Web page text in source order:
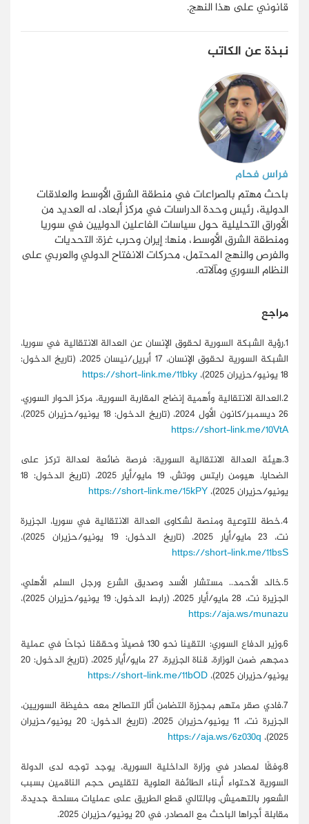
قانوني على هذا النهج.
نبذة عن الكاتب
فراس فحام
باحث مهتم بالصراعات في منطقة الشرق الأوسط والعلاقات
الدولية، رئيس وحدة الدراسات في مركز أبعاد، له العديد من
الأوراق التحليلية حول سياسات الفاعلين الدوليين في سوريا
ومنطقة الشرق الأوسط، منها: إيران وحرب غزة: التحديات
والفرص والنهج المحتمل، محركات الانفتاح الدولي والعربي على
النظام السوري ومآلاته.
مراجع
1.رؤية الشبكة السورية لحقوق الإنسان عن العدالة الانتقالية في سوريا،
الشبكة السورية لحقوق الإنسان، 17 أبريل/نيسان 2025، (تاريخ الدخول:
18 يونيو/حزيران 2025)،
https://short-link.me/11bky
2.العدالة الانتقالية وأهمية إنضاج المقاربة السورية، مركز الحوار السوري،
26 ديسمبر/كانون الأول 2024، (تاريخ الدخول: 18 يونيو/حزيران 2025)،
https://short-link.me/10VtA
3.هيئة العدالة الانتقالية السورية: فرصة ضائعة لعدالة تركز على
الضحايا، هيومن رايتس ووتش، 19 مايو/أيار 2025، (تاريخ الدخول: 18
يونيو/حزيران 2025)،
https://short-link.me/15kPY
4.خطة للتوعية ومنصة لشكاوى العدالة الانتقالية في سوريا، الجزيرة
نت، 23 مايو/أيار 2025، (تاريخ الدخول: 19 يونيو/حزيران 2025)،
https://short-link.me/11bsS
5.خالد الأحمد.. مستشار الأسد وصديق الشرع ورجل السلم الأهلي،
الجزيرة نت، 28 مايو/أيار 2025، (رابط الدخول: 19 يونيو/حزيران 2025)،
https://aja.ws/munazu
6.وزير الدفاع السوري: التقينا نحو 130 فصيلًا وحققنا نجاحًا في عملية
دمجهم ضمن الوزارة، قناة الجزيرة، 27 مايو/أيار 2025، (تاريخ الدخول: 20
يونيو/حزيران 2025)،
https://short-link.me/11bOD
7.فادي صقر متهم بمجزرة التضامن أثار التصالح معه حفيظة السوريين،
الجزيرة نت، 11 يونيو/حزيران 2025، (تاريخ الدخول: 20 يونيو/حزيران
2025)، https://aja.ws/6z030q
8.وفقًا لمصادر في وزارة الداخلية السورية، يوجد توجه لدى الدولة
السورية لاحتواء أبناء الطائفة العلوية لتقليص حجم الناقمين بسبب
الشعور بالتهميش، وبالتالي قطع الطريق على عمليات مسلحة جديدة،
مقابلة أجراها الباحث مع المصادر، في 20 يونيو/حزيران 2025.